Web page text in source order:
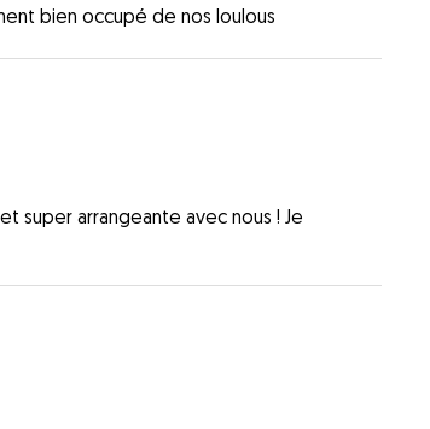
bien occupé de nos loulous
super arrangeante avec nous ! Je